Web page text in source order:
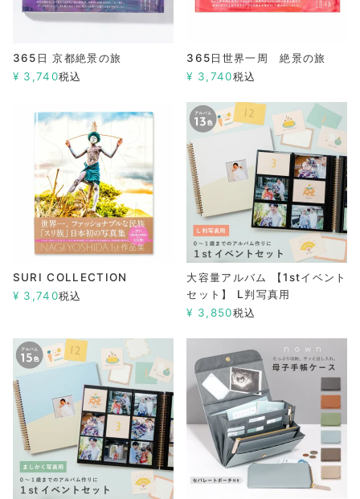
365日 京都絶景の旅
¥ 3,740税込
365日世界一周 絶景の旅
¥ 3,740税込
SURI COLLECTION
¥ 3,740税込
大容量アルバム 【1stイベント
セット】 L判写真用
¥ 3,850税込